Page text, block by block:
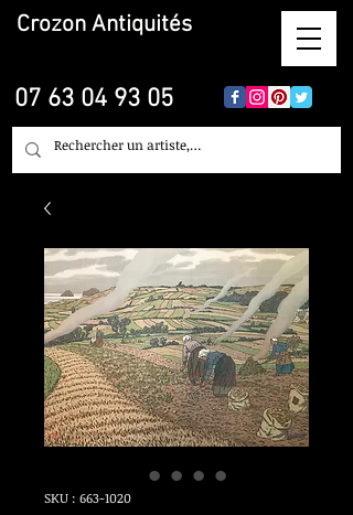
Crozon Antiquités
07 63 04 93 05
SKU : 663-1020